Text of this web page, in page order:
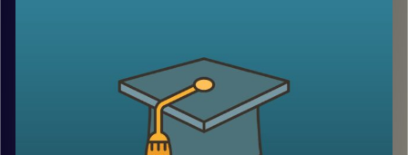
את עצמו כאגודת צדקה ללא מטרות רווח ומאחסן בתוכו את כל
הפעילות הכלכלית של חיזבאללה
שוב איתנו ד״ר חיים קורן, בית ספר לאודר לממשל, דיפלומטיה
ואסטרטגיה, אוניברסיטת רייכמן.
לשעבר שגריר ישראל הראשון לדרום סודאן ומצרים.